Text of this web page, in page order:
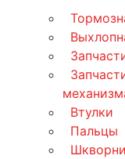
Втулки
Пальцы